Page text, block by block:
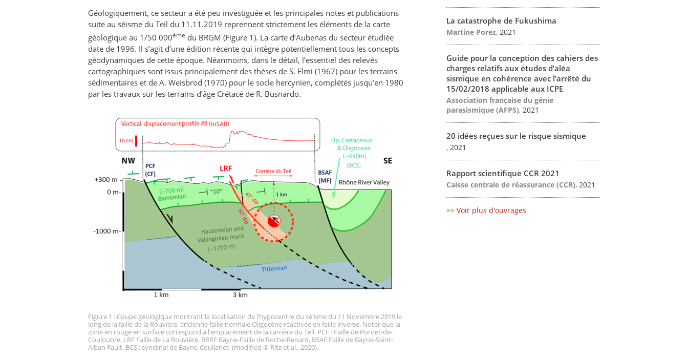
Géologiquement, ce secteur a été peu investiguée et les principales notes et publications
suite au séisme du Teil du 11.11.2019 reprennent strictement les éléments de la carte
géologique au 1/50 000ème du BRGM (Figure 1). La carte d’Aubenas du secteur étudiée
date de 1996. Il s’agit d’une édition récente qui intègre potentiellement tous les concepts
géodynamiques de cette époque. Néanmoins, dans le détail, l’essentiel des relevés
cartographiques sont issus principalement des thèses de S. Elmi (1967) pour les terrains
sédimentaires et de A. Weisbrod (1970) pour le socle hercynien, complétés jusqu’en 1980
par les travaux sur les terrains d’âge Crétacé de R. Busnardo.
Figure 1 : Coupe géologique montrant la localisation de l’hypocentre du séisme du 11 Novembre 2019 le
long de la faille de la Rouvière, ancienne faille normale Oligocène réactivée en faille inverse. Noter que la
zone en rouge en surface correspond à l’emplacement de la carrière du Teil. PCF : Faille de Pontet-de-
Couloubre, LRF Faille de La Rouvière, BRRF Bayne-Faille de Roche-Renard, BSAF Faille de Bayne-Saint-
Alban Fault, BCS : synclinal de Bayne-Couijanet (modified © Ritz et al., 2020).
La catastrophe de Fukushima
Martine Porez, 2021
Guide pour la conception des cahiers des
charges relatifs aux études d’aléa
sismique en cohérence avec l’arrêté du
15/02/2018 applicable aux ICPE
Association française du génie
parasismique (AFPS), 2021
20 idées reçues sur le risque sismique
, 2021
Rapport scientifique CCR 2021
Caisse centrale de réassurance (CCR), 2021
>> Voir plus d'ouvrages